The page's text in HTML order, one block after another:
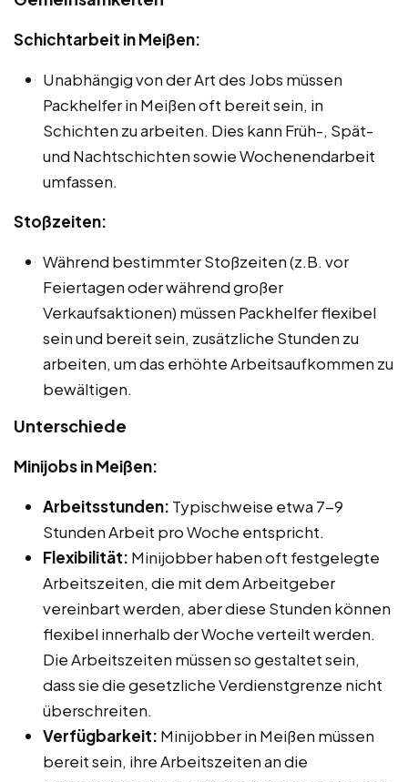
Schichtarbeit in Meißen:
Unabhängig von der Art des Jobs müssen
Packhelfer in Meißen oft bereit sein, in
Schichten zu arbeiten. Dies kann Früh-, Spät-
und Nachtschichten sowie Wochenendarbeit
umfassen.
Stoßzeiten:
Während bestimmter Stoßzeiten (z.B. vor
Feiertagen oder während großer
Verkaufsaktionen) müssen Packhelfer flexibel
sein und bereit sein, zusätzliche Stunden zu
arbeiten, um das erhöhte Arbeitsaufkommen zu
bewältigen.
Unterschiede
Minijobs in Meißen:
Arbeitsstunden: Typischweise etwa 7-9
Stunden Arbeit pro Woche entspricht.
Flexibilität: Minijobber haben oft festgelegte
Arbeitszeiten, die mit dem Arbeitgeber
vereinbart werden, aber diese Stunden können
flexibel innerhalb der Woche verteilt werden.
Die Arbeitszeiten müssen so gestaltet sein,
dass sie die gesetzliche Verdienstgrenze nicht
überschreiten.
Verfügbarkeit: Minijobber in Meißen müssen
bereit sein, ihre Arbeitszeiten an die